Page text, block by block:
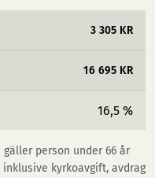
3 305 KR
16 695 KR
16,5 %
gäller person under 66 år
kyrkoavgift, avdrag